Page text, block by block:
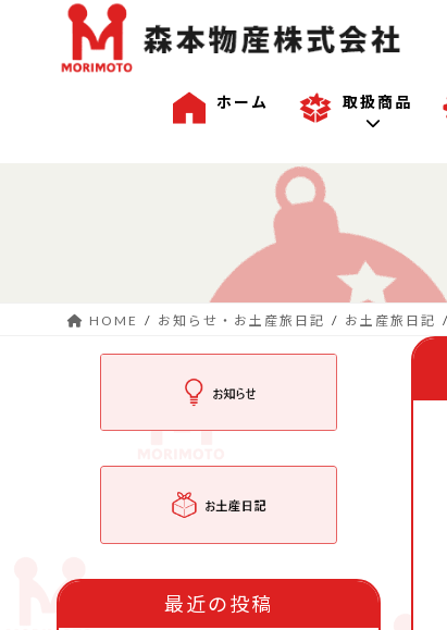
ホーム 取扱商品
一般商品
沖縄商品
HOME お知らせ・お土産旅日記 お土産旅日記
最近の投稿